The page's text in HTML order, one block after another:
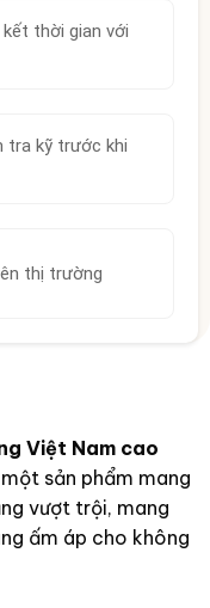
thời gian với
tra kỹ trước khi
thị trường
Việt Nam cao
sản phẩm mang
vượt trội, mang
ấm áp cho không